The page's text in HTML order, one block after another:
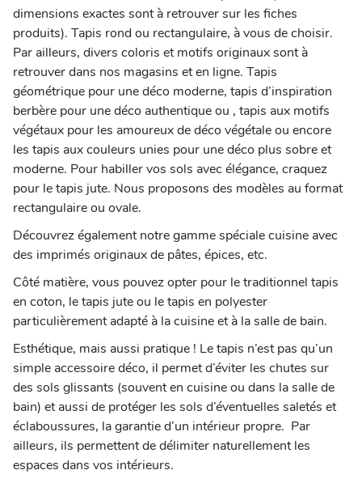
dimensions exactes sont à retrouver sur les fiches
produits). Tapis rond ou rectangulaire, à vous de choisir.
Par ailleurs, divers coloris et motifs originaux sont à
retrouver dans nos magasins et en ligne. Tapis
géométrique pour une déco moderne, tapis d’inspiration
berbère pour une déco authentique ou , tapis aux motifs
végétaux pour les amoureux de déco végétale ou encore
les tapis aux couleurs unies pour une déco plus sobre et
moderne. Pour habiller vos sols avec élégance, craquez
pour le tapis jute. Nous proposons des modèles au format
rectangulaire ou ovale.
Découvrez également notre gamme spéciale cuisine avec
des imprimés originaux de pâtes, épices, etc.
Côté matière, vous pouvez opter pour le traditionnel tapis
en coton, le tapis jute ou le tapis en polyester
particulièrement adapté à la cuisine et à la salle de bain.
Esthétique, mais aussi pratique ! Le tapis n’est pas qu’un
simple accessoire déco, il permet d’éviter les chutes sur
des sols glissants (souvent en cuisine ou dans la salle de
bain) et aussi de protéger les sols d’éventuelles saletés et
éclaboussures, la garantie d’un intérieur propre. Par
ailleurs, ils permettent de délimiter naturellement les
espaces dans vos intérieurs.